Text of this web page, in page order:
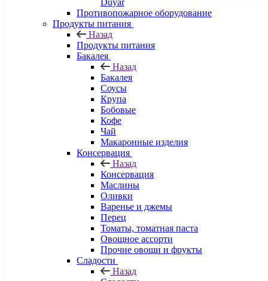
Duyar
Противопожарное оборудование
Продукты питания
Назад
Продукты питания
Бакалея
Назад
Бакалея
Соусы
Крупа
Бобовые
Кофе
Чай
Макаронные изделия
Консервация
Назад
Консервация
Маслины
Оливки
Варенье и джемы
Перец
Томаты, томатная паста
Овощное ассорти
Прочие овощи и фрукты
Сладости
Назад